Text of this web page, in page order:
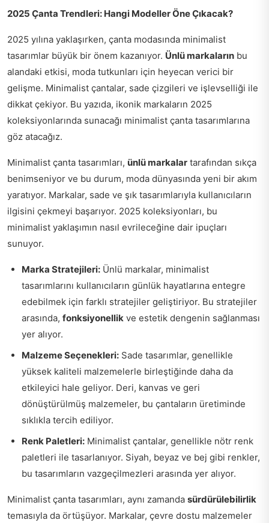
2025 Çanta Trendleri: Hangi Modeller Öne Çıkacak?
2025 yılına yaklaşırken, çanta modasında minimalist
tasarımlar büyük bir önem kazanıyor. Ünlü markaların bu
alandaki etkisi, moda tutkunları için heyecan verici bir
gelişme. Minimalist çantalar, sade çizgileri ve işlevselliği ile
dikkat çekiyor. Bu yazıda, ikonik markaların 2025
koleksiyonlarında sunacağı minimalist çanta tasarımlarına
göz atacağız.
Minimalist çanta tasarımları, ünlü markalar tarafından sıkça
benimseniyor ve bu durum, moda dünyasında yeni bir akım
yaratıyor. Markalar, sade ve şık tasarımlarıyla kullanıcıların
ilgisini çekmeyi başarıyor. 2025 koleksiyonları, bu
minimalist yaklaşımın nasıl evrileceğine dair ipuçları
sunuyor.
Marka Stratejileri: Ünlü markalar, minimalist
tasarımlarını kullanıcıların günlük hayatlarına entegre
edebilmek için farklı stratejiler geliştiriyor. Bu stratejiler
arasında, fonksiyonellik ve estetik dengenin sağlanması
yer alıyor.
Malzeme Seçenekleri: Sade tasarımlar, genellikle
yüksek kaliteli malzemelerle birleştiğinde daha da
etkileyici hale geliyor. Deri, kanvas ve geri
dönüştürülmüş malzemeler, bu çantaların üretiminde
sıklıkla tercih ediliyor.
Renk Paletleri: Minimalist çantalar, genellikle nötr renk
paletleri ile tasarlanıyor. Siyah, beyaz ve bej gibi renkler,
bu tasarımların vazgeçilmezleri arasında yer alıyor.
Minimalist çanta tasarımları, aynı zamanda sürdürülebilirlik
temasıyla da örtüşüyor. Markalar, çevre dostu malzemeler